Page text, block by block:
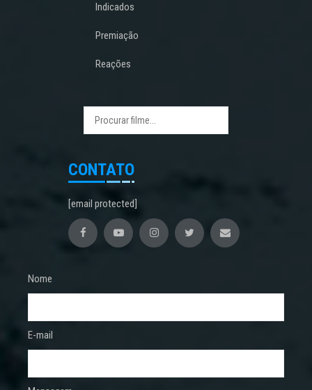
Indicados
Premiação
Reações
CONTATO
[email protected]
Nome
E-mail